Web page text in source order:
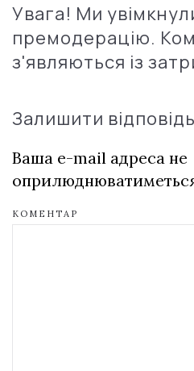
Увага! Ми
премодерацію.
з'являються із
Залишити відповідь
Ваша e-mail адреса не
КОМЕНТАР